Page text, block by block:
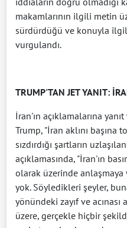
makamlarının ilgili metin
sürdürdüğü ve konuyla
vurgulandı.
TRUMP'TAN JET YANIT:
İran'ın açıklamalarına
Trump, "İran aklını başına
sızdırdığı şartların
açıklamasında, "İran'ın
olarak üzerinde
yok. Söyledikleri şeyler,
yönündeki zayıf ve
üzere, gerçekle hiçbir